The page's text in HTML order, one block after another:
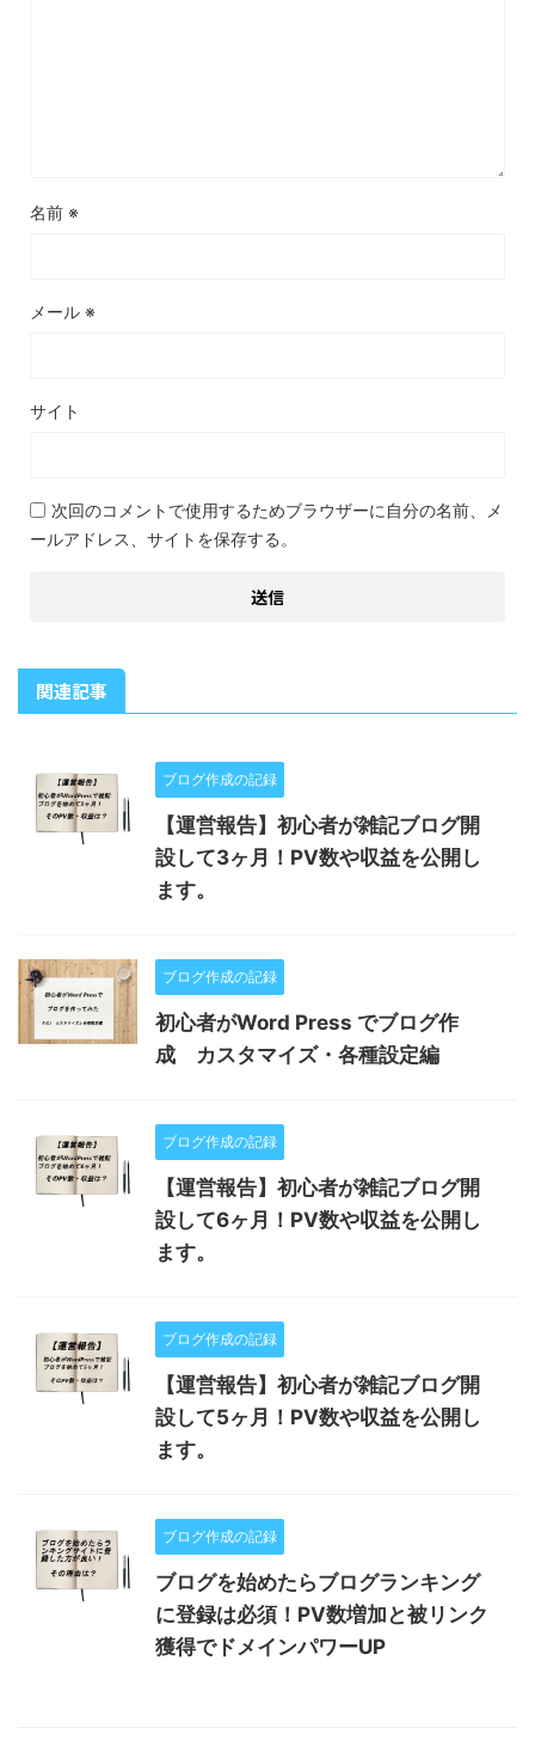
名前 ※
メール ※
サイト
次回のコメントで使用するためブラウザーに自分の名前、メ
ールアドレス、サイトを保存する。
関連記事
ブログ作成の記録
【運営報告】初心者が雑記ブログ開
設して3ヶ月！PV数や収益を公開し
ます。
ブログ作成の記録
初心者がWord Press でブログ作
成 カスタマイズ・各種設定編
ブログ作成の記録
【運営報告】初心者が雑記ブログ開
設して6ヶ月！PV数や収益を公開し
ます。
ブログ作成の記録
【運営報告】初心者が雑記ブログ開
設して5ヶ月！PV数や収益を公開し
ます。
ブログ作成の記録
ブログを始めたらブログランキング
に登録は必須！PV数増加と被リンク
獲得でドメインパワーUP